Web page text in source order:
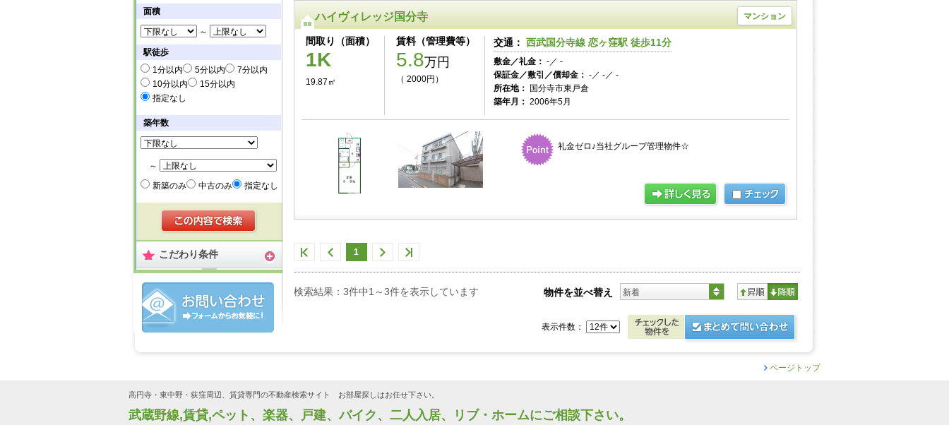
面積
～
駅徒歩
1分以内
5分以内
7分以内
10分以内
15分以内
指定なし
築年数
～
新築のみ
中古のみ 指定なし
こだわり条件
ハイヴィレッジ国分寺 マンション
間取り（面積）
1K
19.87㎡
賃料（管理費等）
5.8万円
（ 2000円）
交通： 西武国分寺線 恋ヶ窪駅 徒歩11分
敷金／礼金： -／ -
保証金／敷引／償却金： -／ -／ -
所在地：
国分寺市東戸倉
築年月： 2006年5月
礼金ゼロ♪当社グループ管理物件☆
物件を並べ替え 新着
1
表示件数：
検索結果：3件中1～3件を表示しています
ページトップ
高円寺・東中野・荻窪周辺、賃貸専門の不動産検索サイト お部屋探しはお任せ下さい。
武蔵野線,賃貸,ペット、楽器、戸建、バイク、二人入居、リブ・ホームにご相談下さい。